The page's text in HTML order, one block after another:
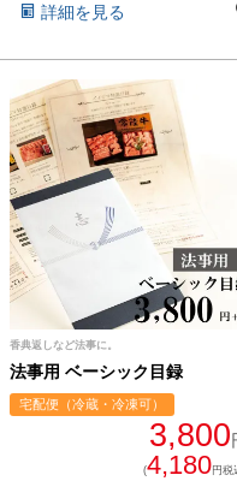
詳細を見る
香典返しなど法事に。
法事用 ベーシック目録
宅配便（冷蔵・冷凍可）
3,800
(4,180円税